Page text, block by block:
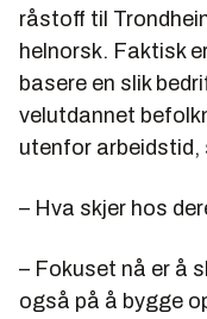
råstoff til
helnorsk. Faktisk
basere en slik
velutdannet
utenfor arbeidstid,
– Hva skjer hos
– Fokuset nå er å
også på å bygge